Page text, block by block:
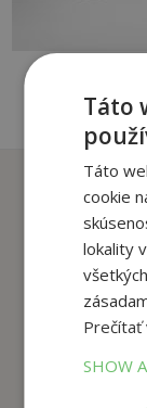
tento
Táto
Táto
cookie
lokality
Prečítať
SHOW